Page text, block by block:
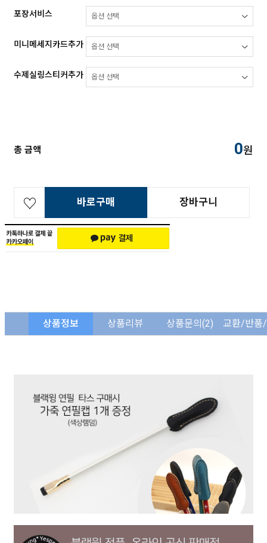
포장서비스
미니메세지카드추가
수제실링스티커추가
총 금액 0원
바로구매 장바구니
상품정보 상품리뷰 상품문의(2) 교환/반품